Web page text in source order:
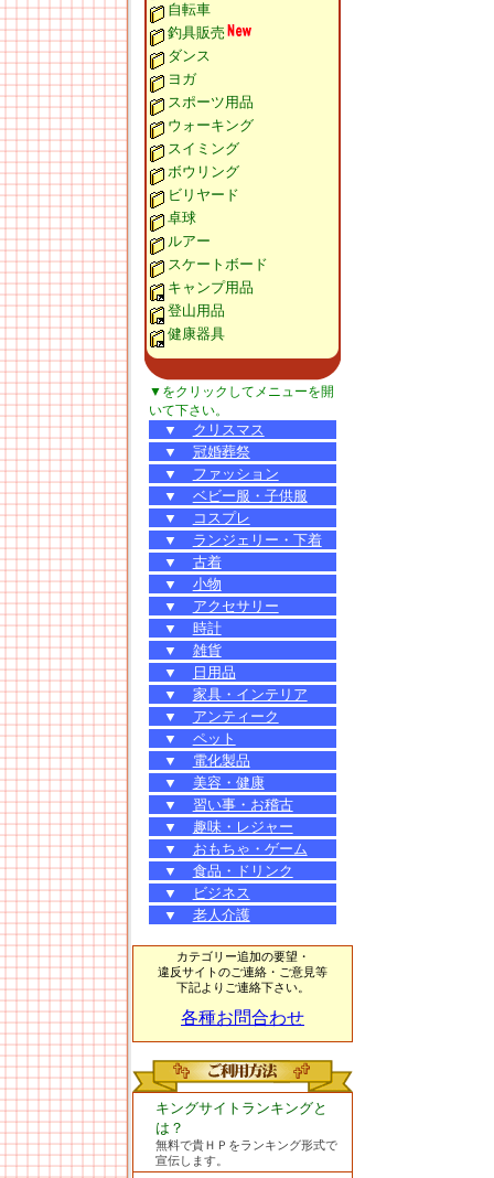
自転車
釣具販売
ダンス
ヨガ
スポーツ用品
ウォーキング
スイミング
ボウリング
ビリヤード
卓球
ルアー
スケートボード
キャンプ用品
登山用品
健康器具
▼をクリックしてメニューを開
いて下さい。
▼
クリスマス
▼
冠婚葬祭
▼
ファッション
▼
ベビー服・子供服
▼
コスプレ
▼
ランジェリー・下着
▼
古着
▼
小物
▼
アクセサリー
▼
時計
▼
雑貨
▼
日用品
▼
家具・インテリア
▼
アンティーク
▼
ペット
▼
電化製品
▼
美容・健康
▼
習い事・お稽古
▼
趣味・レジャー
▼
おもちゃ・ゲーム
▼
食品・ドリンク
▼
ビジネス
▼
老人介護
カテゴリー追加の要望・
違反サイトのご連絡・ご意見等
下記よりご連絡下さい。
各種お問合わせ
キングサイトランキングと
は？
無料で貴ＨＰをランキング形式で
宣伝します。